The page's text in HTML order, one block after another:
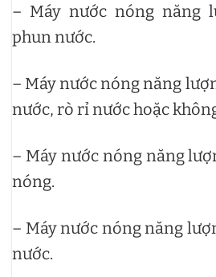
– Máy nước nóng năng
phun nước.
– Máy nước nóng năng
nước, rò rỉ nước hoặc
– Máy nước nóng năng
nóng.
– Máy nước nóng năng
nước.